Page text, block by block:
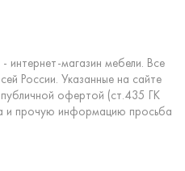
магазин мебели. Все
России. Указанные на сайте
публичной офертой (ст.435 ГК
и прочую информацию просьба